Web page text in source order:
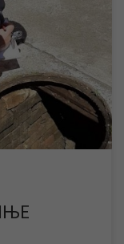
места. Екипе
Обавеза
Према одлуци
лицима
у шест […]